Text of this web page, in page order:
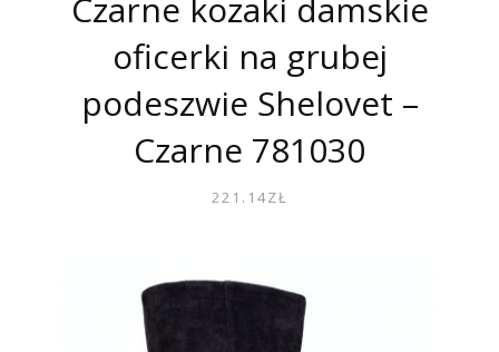
Czarne kozaki damskie
oficerki na grubej
podeszwie Shelovet –
Czarne 781030
221.14ZŁ